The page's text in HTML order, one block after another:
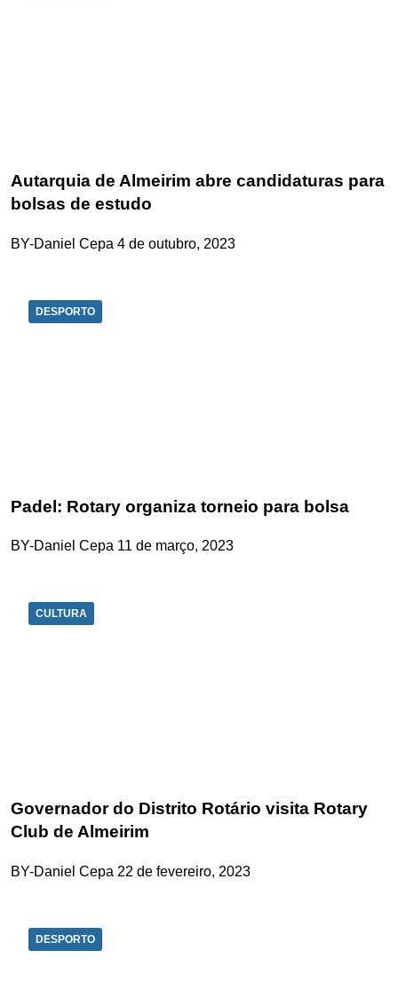
Autarquia de Almeirim abre candidaturas para
bolsas de estudo
BY-Daniel Cepa 4 de outubro, 2023
DESPORTO
Padel: Rotary organiza torneio para bolsa
BY-Daniel Cepa 11 de março, 2023
CULTURA
Governador do Distrito Rotário visita Rotary
Club de Almeirim
BY-Daniel Cepa 22 de fevereiro, 2023
DESPORTO